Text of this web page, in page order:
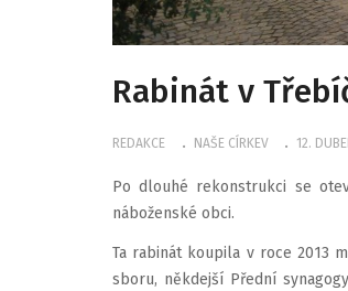
Rabinát v
REDAKCE NAŠE CÍRKEV 12.
Po dlouhé rekonstrukci se
náboženské obci.
Ta rabinát koupila v roce 2013
sboru, někdejší Přední